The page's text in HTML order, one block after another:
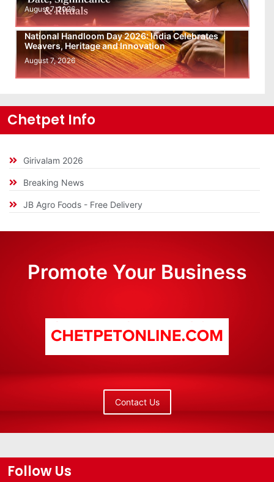
August 7, 2026
National Handloom Day 2026: India Celebrates
Weavers, Heritage and Innovation
August 7, 2026
Chetpet Info
Girivalam 2026
Breaking News
JB Agro Foods - Free Delivery
Promote Your Business
Contact Us
Follow Us